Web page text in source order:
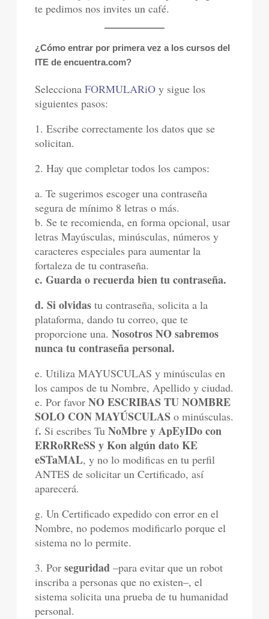
te pedimos nos invites un café.
¿Cómo entrar por primera vez a los cursos del
ITE de encuentra.com?
SeleccionaFORMULARiO y sigue los
siguientes pasos:
1. Escribe correctamente los datos que se
solicitan.
2. Hay que completar todos los campos:
a. Te sugerimos escoger una contraseña
segura de mínimo 8 letras o más.
b. Se te recomienda, en forma opcional, usar
letras Mayúsculas, minúsculas, números y
caracteres especiales para aumentar la
fortaleza de tu contraseña.
c. Guarda o recuerda bien tu contraseña.
d. Si olvidastu contraseña, solicita a la
plataforma, dando tu correo, que te
proporcione una.Nosotros NO sabremos
nunca tu contraseña personal.
e. Utiliza MAYUSCULAS y minúsculas en
los campos de tu Nombre, Apellido y ciudad.
e. Por favorNO ESCRIBAS TU NOMBRE
SOLO CON MAYÚSCULAS o minúsculas.
f. Si escribes TuNoMbre y ApEyIDo con
ERRoRReSS y Kon algún dato KE
eSTaMAL, y no lo modificas en tu perfil
ANTES de solicitar un Certificado, así
aparecerá.
g. Un Certificado expedido con error en el
Nombre, no podemos modificarlo porque el
sistema no lo permite.
3. Porseguridad–para evitar que un robot
inscriba a personas que no existen–, el
sistema solicita una prueba de tu humanidad
personal.